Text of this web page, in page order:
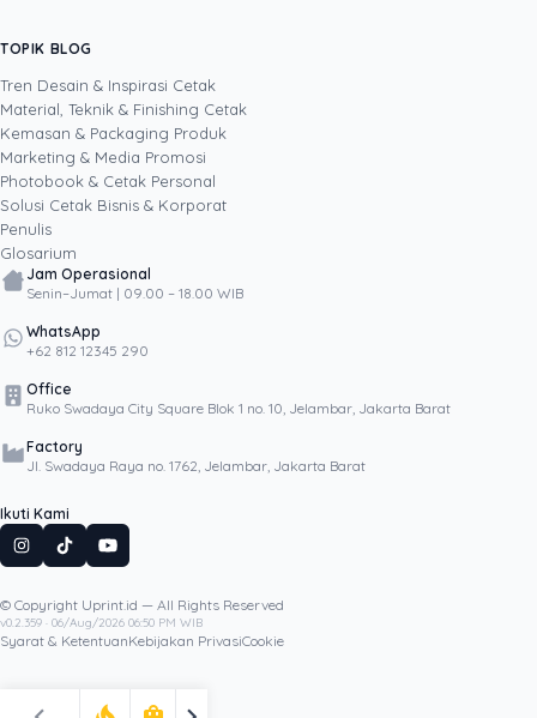
menarik perhatian, layak dibagikan, dan
membantu bisnis bertumbuh melalui kekuatan
kreativitas serta media digital.
Popular
Artikel Lainnya
TOPIK BLOG
Tren Desain & Inspirasi Cetak
Material, Teknik & Finishing Cetak
Kemasan & Packaging Produk
Marketing & Media Promosi
Photobook & Cetak Personal
Solusi Cetak Bisnis & Korporat
Penulis
Glosarium
Jam Operasional
Senin–Jumat | 09.00 – 18.00 WIB
WhatsApp
+62 812 12345 290
Office
Ruko Swadaya City Square Blok 1 no. 10, Jelambar, Jakarta Barat
Factory
Jl. Swadaya Raya no. 1762, Jelambar, Jakarta Barat
Ikuti Kami
© Copyright Uprint.id — All Rights Reserved
v0.2.359 · 06/Aug/2026 06:50 PM WIB
Syarat & KetentuanKebijakan PrivasiCookie